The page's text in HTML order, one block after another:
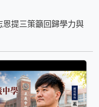
恩提三策籲回歸學力與